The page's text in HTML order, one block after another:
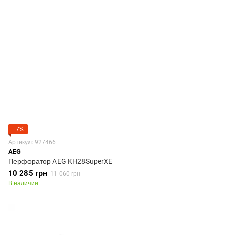
−7%
Артикул: 927466
AEG
Перфоратор AEG KH28SuperXE
10 285 грн 11 060 грн
В наличии